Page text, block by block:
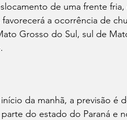
de uma frente
a ocorrência de
Grosso do Sul, sul de
da manhã, a previsão é
do estado do Paraná e